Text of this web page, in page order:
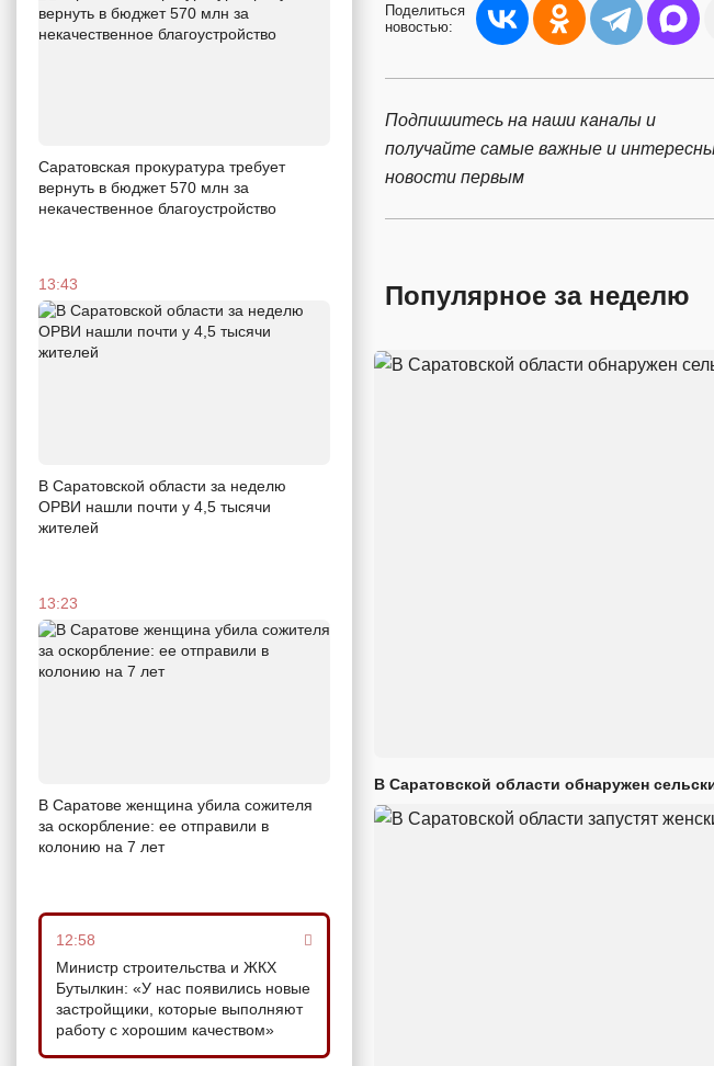
Саратовская прокуратура требует
вернуть в бюджет 570 млн за
некачественное благоустройство
13:43
В Саратовской области за неделю
ОРВИ нашли почти у 4,5 тысячи
жителей
13:23
В Саратове женщина убила сожителя
за оскорбление: ее отправили в
колонию на 7 лет
12:58
Министр строительства и ЖКХ
Бутылкин: «У нас появились новые
застройщики, которые выполняют
работу с хорошим качеством»
Поделиться
новостью:
Подпишитесь на наши каналы и
получайте самые важные и
новости первым
Популярное за неделю
В Саратовской области обнаружен